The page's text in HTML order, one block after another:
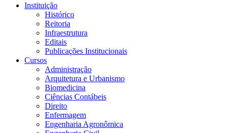
Instituição
Histórico
Reitoria
Infraestrutura
Editais
Publicações Institucionais
Cursos
Administração
Arquitetura e Urbanismo
Biomedicina
Ciências Contábeis
Direito
Enfermagem
Engenharia Agronômica